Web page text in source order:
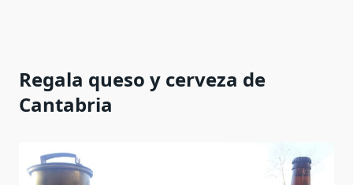
Regala queso y cerveza de
Cantabria